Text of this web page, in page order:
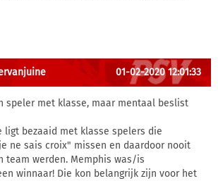
01-02-2020 12:01:33
speler met klasse, maar mentaal beslist
ligt bezaaid met klasse spelers die
ne sais croix" missen en daardoor nooit
team werden. Memphis was/is
winnaar! Die kon belangrijk zijn voor het